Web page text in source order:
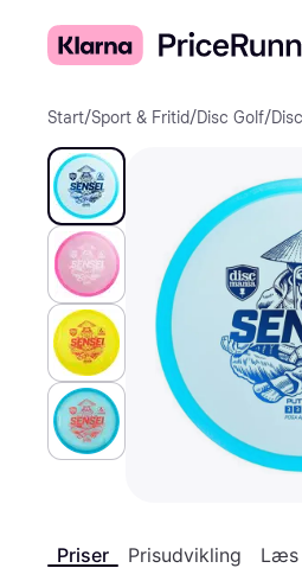
Start/Sport & Fritid/Disc Golf/
Priser Prisudvikling Læs